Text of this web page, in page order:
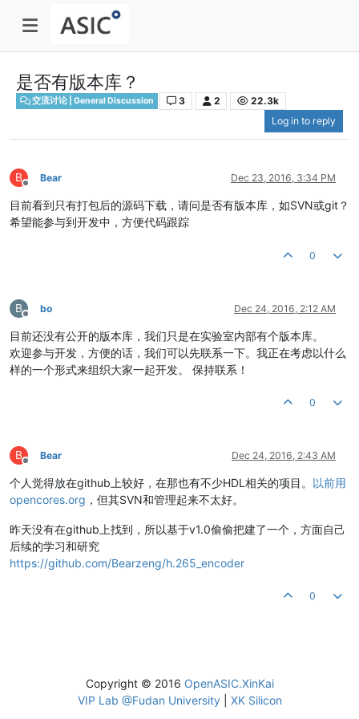
是否有版本库？
交流讨论 | General Discussion 3 2
22.3k
Log in to reply
B
Offline
Bear Dec 23, 2016, 3:34 PM
目前看到只有打包后的源码下载，请问是否有版本库，如SVN或git？
希望能参与到开发中，方便代码跟踪
0
B
Offline
bo Dec 24, 2016, 2:12 AM
目前还没有公开的版本库，我们只是在实验室内部有个版本库。
欢迎参与开发，方便的话，我们可以先联系一下。我正在考虑以什么
样的一个形式来组织大家一起开发。 保持联系！
0
B
Offline
Bear Dec 24, 2016, 2:43 AM
个人觉得放在github上较好，在那也有不少HDL相关的项目。 以前用
opencores.org ，但其SVN和管理起来不太好。
昨天没有在github上找到，所以基于v1.0偷偷把建了一个，方面自己
后续的学习和研究
https://github.com/Bearzeng/h.265_encoder
0
Copyright © 2016 OpenASIC.XinKai
VIP Lab @Fudan University| XK Silicon